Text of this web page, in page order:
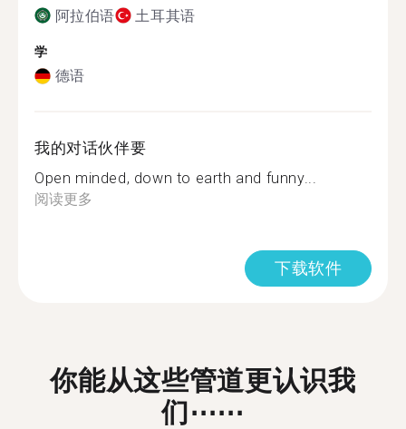
阿拉伯语 土耳其语
学
德语
我的对话伙伴要
Open minded, down to earth and funny...
阅读更多
下载软件
你能从这些管道更认识我
们⋯⋯